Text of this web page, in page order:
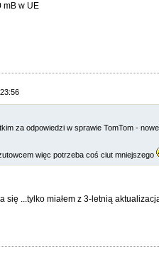
mB w UE
za odpowiedzi w sprawie TomTom -
więc potrzeba coś ciut mniejszego
się ...tylko miałem z 3-letnią